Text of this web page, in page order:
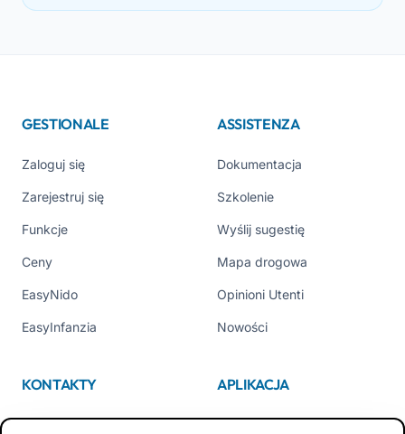
GESTIONALE
Zaloguj się
Zarejestruj się
Funkcje
Ceny
EasyNido
EasyInfanzia
ASSISTENZA
Dokumentacja
Szkolenie
Wyślij sugestię
Mapa drogowa
Opinioni Utenti
Nowości
KONTAKTY
Kim jesteśmy
APLIKACJA
App Store